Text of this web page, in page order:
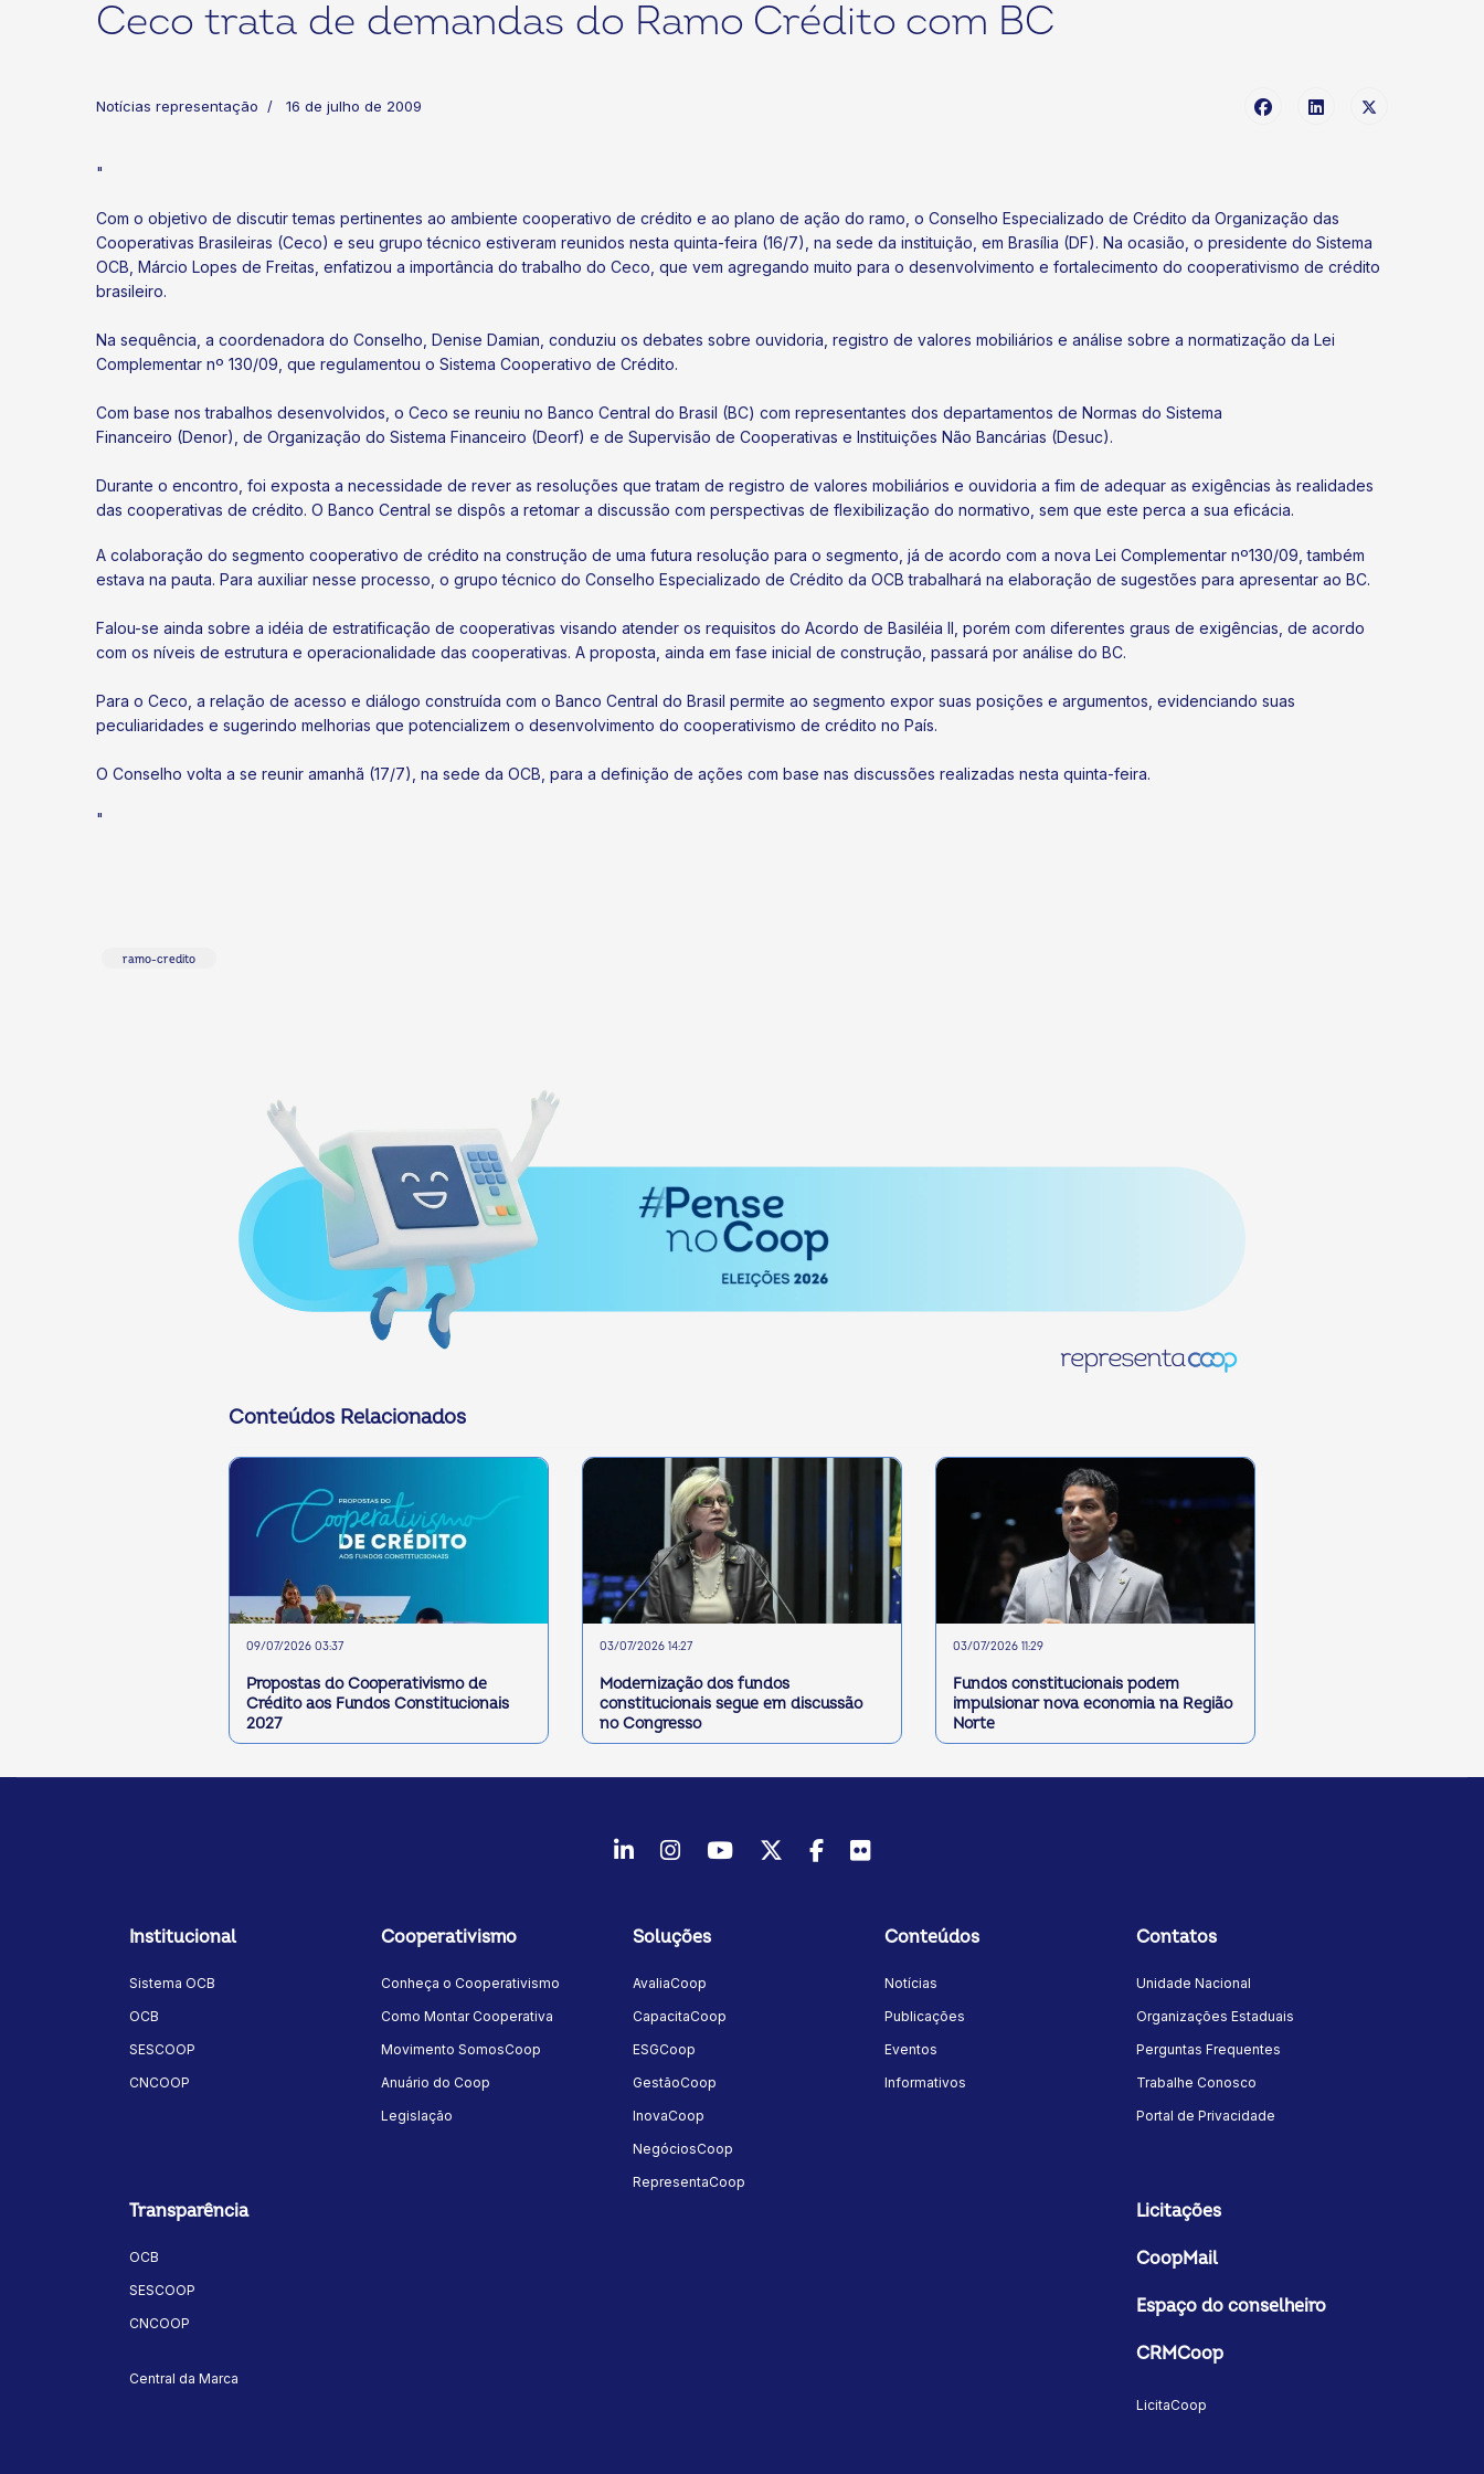
Ceco trata de demandas do Ramo Crédito com BC
Notícias representação 16 de julho de 2009
"
Com o objetivo de discutir temas pertinentes ao ambiente cooperativo de crédito e ao plano de ação do ramo, o Conselho Especializado de Crédito da Organização das
Cooperativas Brasileiras (Ceco) e seu grupo técnico estiveram reunidos nesta quinta-feira (16/7), na sede da instituição, em Brasília (DF). Na ocasião, o presidente do Sistema
OCB, Márcio Lopes de Freitas, enfatizou a importância do trabalho do Ceco, que vem agregando muito para o desenvolvimento e fortalecimento do cooperativismo de crédito
brasileiro.
Na sequência, a coordenadora do Conselho, Denise Damian, conduziu os debates sobre ouvidoria, registro de valores mobiliários e análise sobre a normatização da Lei
Complementar nº 130/09, que regulamentou o Sistema Cooperativo de Crédito.
Com base nos trabalhos desenvolvidos, o Ceco se reuniu no Banco Central do Brasil (BC) com representantes dos departamentos de Normas do Sistema
Financeiro (Denor), de Organização do Sistema Financeiro (Deorf) e de Supervisão de Cooperativas e Instituições Não Bancárias (Desuc).
Durante o encontro, foi exposta a necessidade de rever as resoluções que tratam de registro de valores mobiliários e ouvidoria a fim de adequar as exigências às realidades
das cooperativas de crédito. O Banco Central se dispôs a retomar a discussão com perspectivas de flexibilização do normativo, sem que este perca a sua eficácia.
A colaboração do segmento cooperativo de crédito na construção de uma futura resolução para o segmento, já de acordo com a nova Lei Complementar nº130/09, também
estava na pauta. Para auxiliar nesse processo, o grupo técnico do Conselho Especializado de Crédito da OCB trabalhará na elaboração de sugestões para apresentar ao BC.
Falou-se ainda sobre a idéia de estratificação de cooperativas visando atender os requisitos do Acordo de Basiléia II, porém com diferentes graus de exigências, de acordo
com os níveis de estrutura e operacionalidade das cooperativas. A proposta, ainda em fase inicial de construção, passará por análise do BC.
Para o Ceco, a relação de acesso e diálogo construída com o Banco Central do Brasil permite ao segmento expor suas posições e argumentos, evidenciando suas
peculiaridades e sugerindo melhorias que potencializem o desenvolvimento do cooperativismo de crédito no País.
O Conselho volta a se reunir amanhã (17/7), na sede da OCB, para a definição de ações com base nas discussões realizadas nesta quinta-feira.
"
ramo-credito
Conteúdos Relacionados
09/07/2026 03:37
Propostas do Cooperativismo de
Crédito aos Fundos Constitucionais
2027
03/07/2026 14:27
Modernização dos fundos
constitucionais segue em discussão
no Congresso
03/07/2026 11:29
Fundos constitucionais podem
impulsionar nova economia na Região
Norte
LinkedInInstagram
YoutubeTwitter/X
Facebook
Flickr
Institucional
Sistema OCB
OCB
SESCOOP
CNCOOP
Cooperativismo
Conheça o Cooperativismo
Como Montar Cooperativa
Movimento SomosCoop
Anuário do Coop
Legislação
Soluções
AvaliaCoop
CapacitaCoop
ESGCoop
GestãoCoop
InovaCoop
NegóciosCoop
RepresentaCoop
Conteúdos
Notícias
Publicações
Eventos
Informativos
Contatos
Unidade Nacional
Organizações Estaduais
Perguntas Frequentes
Trabalhe Conosco
Portal de Privacidade
Transparência
OCB
SESCOOP
CNCOOP
Central da Marca
Licitações
CoopMail
Espaço do conselheiro
CRMCoop
LicitaCoop